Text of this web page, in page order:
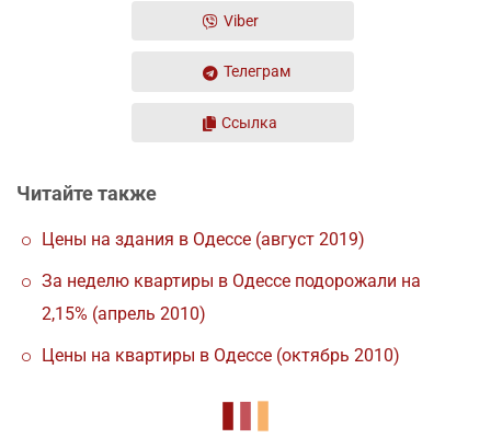
Viber
Телеграм
Ссылка
Читайте также
Цены на здания в Одессе (август 2019)
За неделю квартиры в Одессе подорожали на
2,15% (апрель 2010)
Цены на квартиры в Одессе (октябрь 2010)